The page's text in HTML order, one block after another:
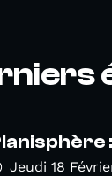
Jeudi 18